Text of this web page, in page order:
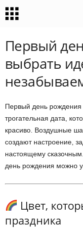
Первый
выбрать
Первый день рождения
трогательная дата,
красиво. Воздушные
создают настроение,
настоящему
день рождения можно
Цвет,
праздника